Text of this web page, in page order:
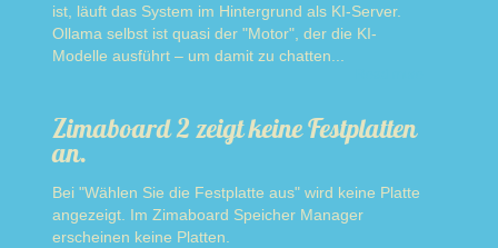
ist, läuft das System im Hintergrund als KI-Server.
Ollama selbst ist quasi der "Motor", der die KI-
Modelle ausführt – um damit zu chatten...
Zimaboard 2 zeigt keine Festplatten
an.
Bei "Wählen Sie die Festplatte aus" wird keine Platte
angezeigt. Im Zimaboard Speicher Manager
erscheinen keine Platten.